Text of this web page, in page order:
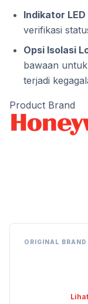
Indikator
verifikasi
Opsi Isolasi
bawaan
terjadi
Product Brand
ORIGINAL BRAND